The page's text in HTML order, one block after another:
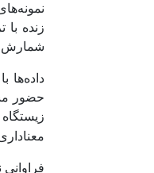
زنده با
شمارش
داده‌ها
حضور
معناداری